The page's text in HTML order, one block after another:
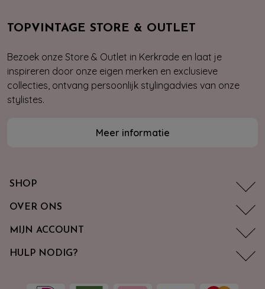
TOPVINTAGE STORE & OUTLET
Bezoek onze Store & Outlet in Kerkrade en laat je
inspireren door onze eigen merken en exclusieve
collecties, ontvang persoonlijk stylingadvies van onze
stylistes.
Meer informatie
SHOP
OVER ONS
MIJN ACCOUNT
HULP NODIG?